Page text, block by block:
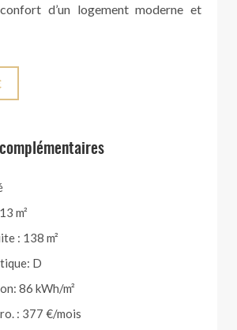
d’un logement moderne et
m²
: 138 m²
D
86 kWh/m²
: 377 €/mois